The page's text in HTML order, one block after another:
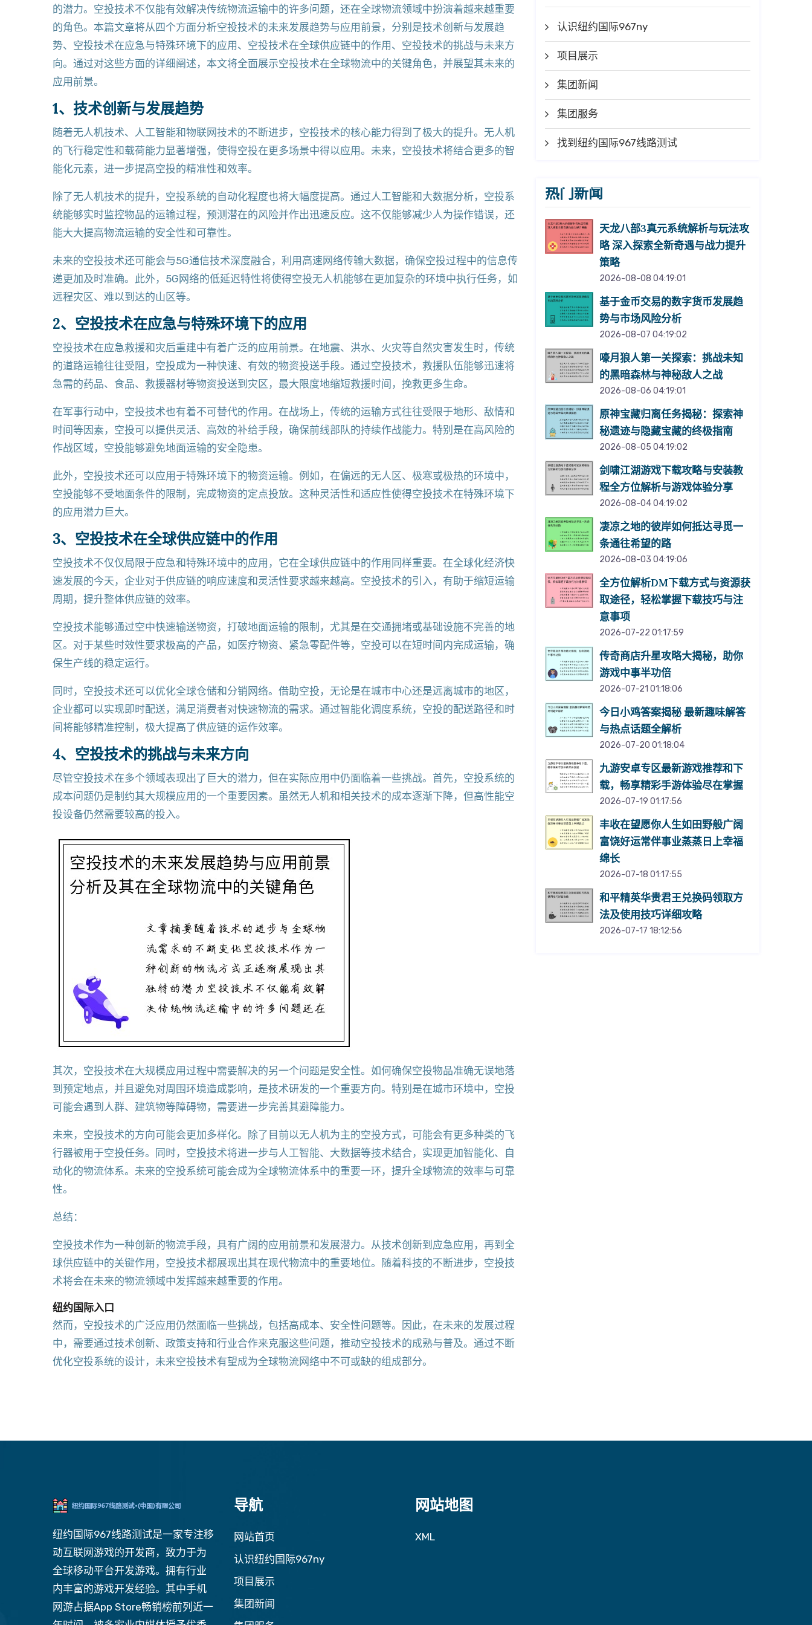
的潜力。空投技术不仅能有效解决传统物流运输中的许多问题，还在全球物流领域中扮演着越来越重要
的角色。本篇文章将从四个方面分析空投技术的未来发展趋势与应用前景，分别是技术创新与发展趋
势、空投技术在应急与特殊环境下的应用、空投技术在全球供应链中的作用、空投技术的挑战与未来方
向。通过对这些方面的详细阐述，本文将全面展示空投技术在全球物流中的关键角色，并展望其未来的
应用前景。
1、技术创新与发展趋势
随着无人机技术、人工智能和物联网技术的不断进步，空投技术的核心能力得到了极大的提升。无人机
的飞行稳定性和载荷能力显著增强，使得空投在更多场景中得以应用。未来，空投技术将结合更多的智
能化元素，进一步提高空投的精准性和效率。
除了无人机技术的提升，空投系统的自动化程度也将大幅度提高。通过人工智能和大数据分析，空投系
统能够实时监控物品的运输过程，预测潜在的风险并作出迅速反应。这不仅能够减少人为操作错误，还
能大大提高物流运输的安全性和可靠性。
未来的空投技术还可能会与5G通信技术深度融合，利用高速网络传输大数据，确保空投过程中的信息传
递更加及时准确。此外，5G网络的低延迟特性将使得空投无人机能够在更加复杂的环境中执行任务，如
远程灾区、难以到达的山区等。
2、空投技术在应急与特殊环境下的应用
空投技术在应急救援和灾后重建中有着广泛的应用前景。在地震、洪水、火灾等自然灾害发生时，传统
的道路运输往往受阻，空投成为一种快速、有效的物资投送手段。通过空投技术，救援队伍能够迅速将
急需的药品、食品、救援器材等物资投送到灾区，最大限度地缩短救援时间，挽救更多生命。
在军事行动中，空投技术也有着不可替代的作用。在战场上，传统的运输方式往往受限于地形、敌情和
时间等因素，空投可以提供灵活、高效的补给手段，确保前线部队的持续作战能力。特别是在高风险的
作战区域，空投能够避免地面运输的安全隐患。
此外，空投技术还可以应用于特殊环境下的物资运输。例如，在偏远的无人区、极寒或极热的环境中，
空投能够不受地面条件的限制，完成物资的定点投放。这种灵活性和适应性使得空投技术在特殊环境下
的应用潜力巨大。
3、空投技术在全球供应链中的作用
空投技术不仅仅局限于应急和特殊环境中的应用，它在全球供应链中的作用同样重要。在全球化经济快
速发展的今天，企业对于供应链的响应速度和灵活性要求越来越高。空投技术的引入，有助于缩短运输
周期，提升整体供应链的效率。
空投技术能够通过空中快速输送物资，打破地面运输的限制，尤其是在交通拥堵或基础设施不完善的地
区。对于某些时效性要求极高的产品，如医疗物资、紧急零配件等，空投可以在短时间内完成运输，确
保生产线的稳定运行。
同时，空投技术还可以优化全球仓储和分销网络。借助空投，无论是在城市中心还是远离城市的地区，
企业都可以实现即时配送，满足消费者对快速物流的需求。通过智能化调度系统，空投的配送路径和时
间将能够精准控制，极大提高了供应链的运作效率。
4、空投技术的挑战与未来方向
尽管空投技术在多个领域表现出了巨大的潜力，但在实际应用中仍面临着一些挑战。首先，空投系统的
成本问题仍是制约其大规模应用的一个重要因素。虽然无人机和相关技术的成本逐渐下降，但高性能空
投设备仍然需要较高的投入。
其次，空投技术在大规模应用过程中需要解决的另一个问题是安全性。如何确保空投物品准确无误地落
到预定地点，并且避免对周围环境造成影响，是技术研发的一个重要方向。特别是在城市环境中，空投
可能会遇到人群、建筑物等障碍物，需要进一步完善其避障能力。
未来，空投技术的方向可能会更加多样化。除了目前以无人机为主的空投方式，可能会有更多种类的飞
行器被用于空投任务。同时，空投技术将进一步与人工智能、大数据等技术结合，实现更加智能化、自
动化的物流体系。未来的空投系统可能会成为全球物流体系中的重要一环，提升全球物流的效率与可靠
性。
总结：
空投技术作为一种创新的物流手段，具有广阔的应用前景和发展潜力。从技术创新到应急应用，再到全
球供应链中的关键作用，空投技术都展现出其在现代物流中的重要地位。随着科技的不断进步，空投技
术将会在未来的物流领域中发挥越来越重要的作用。
纽约国际入口
然而，空投技术的广泛应用仍然面临一些挑战，包括高成本、安全性问题等。因此，在未来的发展过程
中，需要通过技术创新、政策支持和行业合作来克服这些问题，推动空投技术的成熟与普及。通过不断
优化空投系统的设计，未来空投技术有望成为全球物流网络中不可或缺的组成部分。
认识纽约国际967ny
项目展示
集团新闻
集团服务
找到纽约国际967线路测试
热门新闻
天龙八部3真元系统解析与玩法攻
略 深入探索全新奇遇与战力提升
策略
2026-08-08 04:19:01
基于金币交易的数字货币发展趋
势与市场风险分析
2026-08-07 04:19:02
嚎月狼人第一关探索：挑战未知
的黑暗森林与神秘敌人之战
2026-08-06 04:19:01
原神宝藏归离任务揭秘：探索神
秘遗迹与隐藏宝藏的终极指南
2026-08-05 04:19:02
剑啸江湖游戏下载攻略与安装教
程全方位解析与游戏体验分享
2026-08-04 04:19:02
凄凉之地的彼岸如何抵达寻觅一
条通往希望的路
2026-08-03 04:19:06
全方位解析DM下载方式与资源获
取途径，轻松掌握下载技巧与注
意事项
2026-07-22 01:17:59
传奇商店升星攻略大揭秘，助你
游戏中事半功倍
2026-07-21 01:18:06
今日小鸡答案揭秘 最新趣味解答
与热点话题全解析
2026-07-20 01:18:04
九游安卓专区最新游戏推荐和下
载，畅享精彩手游体验尽在掌握
2026-07-19 01:17:56
丰收在望愿你人生如田野般广阔
富饶好运常伴事业蒸蒸日上幸福
绵长
2026-07-18 01:17:55
和平精英华贵君王兑换码领取方
法及使用技巧详细攻略
2026-07-17 18:12:56
纽约国际967线路测试是一家专注移
动互联网游戏的开发商，致力于为
全球移动平台开发游戏。拥有行业
内丰富的游戏开发经验。其中手机
网游占据App Store畅销榜前列近一
导航
网站首页
认识纽约国际967ny
项目展示
集团新闻
网站地图
XML